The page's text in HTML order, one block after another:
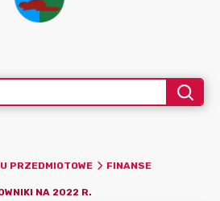
PRZEDMIOTOWE
FINANSE
NA 2022 R.